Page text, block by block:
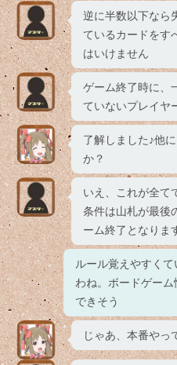
逆に半数以下なら
ているカードをす
はいけません
ゲーム終了時に、
ていないプレイヤ
了解しました♪他
か？
いえ、これが全て
条件は山札が最後
ーム終了となりま
ルール覚えやすく
わね。ボードゲー
できそう
じゃあ、本番やっ